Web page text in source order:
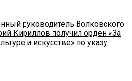
руководитель Волковского
Кириллов получил орден «За
и искусстве» по указу